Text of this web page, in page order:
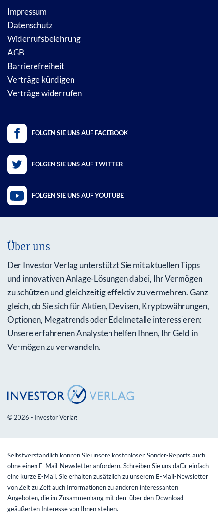
Impressum
Datenschutz
Widerrufsbelehrung
AGB
Barrierefreiheit
Verträge kündigen
Verträge widerrufen
FOLGEN SIE UNS AUF FACEBOOK
FOLGEN SIE UNS AUF TWITTER
FOLGEN SIE UNS AUF YOUTUBE
Über uns
Der Investor Verlag unterstützt Sie mit aktuellen Tipps
und innovativen Anlage-Lösungen dabei, Ihr Vermögen
zu schützen und gleichzeitig effektiv zu vermehren. Ganz
gleich, ob Sie sich für Aktien, Devisen, Kryptowährungen,
Optionen, Megatrends oder Edelmetalle interessieren:
Unsere erfahrenen Analysten helfen Ihnen, Ihr Geld in
Vermögen zu verwandeln.
© 2026 - Investor Verlag
Selbstverständlich können Sie unsere kostenlosen Sonder-Reports auch
ohne einen E-Mail-Newsletter anfordern. Schreiben Sie uns dafür einfach
eine kurze E-Mail. Sie erhalten zusätzlich zu unserem E-Mail-Newsletter
von Zeit zu Zeit auch Informationen zu anderen interessanten
Angeboten, die im Zusammenhang mit dem über den Download
geäußerten Interesse von Ihnen stehen.